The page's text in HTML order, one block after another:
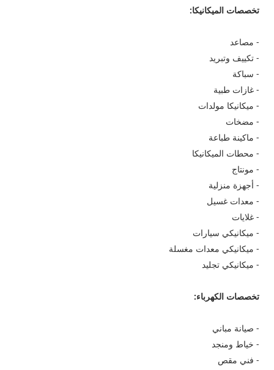
تخصصات الميكانيكا:
- مصاعد
- تكييف وتبريد
- سباكة
- غازات طبية
- ميكانيكا مولدات
- مضخات
- ماكينة طباعة
- محطات الميكانيكا
- مونتاج
- أجهزة منزلية
- معدات غسيل
- غلايات
- ميكانيكي سيارات
- ميكانيكي معدات مغسلة
- ميكانيكي تجليد
تخصصات الكهرباء:
- صيانة مباني
- خياط ومنجد
- فني مقص